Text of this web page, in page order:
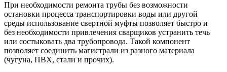
При необходимости ремонта трубы без возможности
остановки процесса транспортировки воды или другой
среды использование свертной муфты позволяет быстро и
без необходимости привлечения сварщиков устранить течь
или состыковать два трубопровода. Такой компонент
позволяет соединить магистрали из разного материала
(чугуна, ПВХ, стали и прочих).